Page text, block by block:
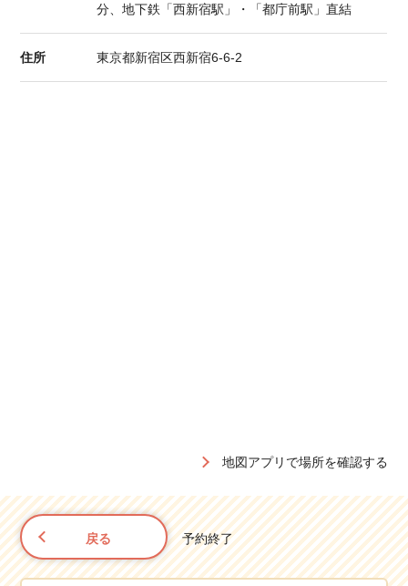
分、地下鉄「西新宿駅」・「都庁前駅」直結
住所 東京都新宿区西新宿6-6-2
地図アプリで場所を確認する
戻る 予約終了